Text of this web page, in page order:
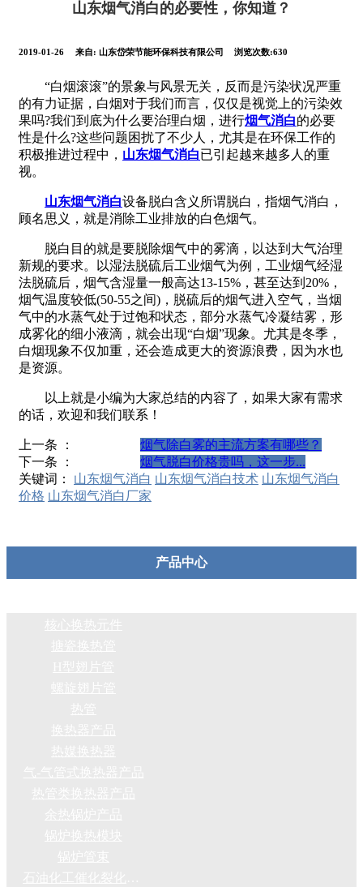
山东烟气消白的必要性，你知道？
2019-01-26 来自: 山东岱荣节能环保科技有限公司 浏览次数:630
“白烟滚滚”的景象与风景无关，反而是污染状况严重
的有力证据，白烟对于我们而言，仅仅是视觉上的污染效
果吗?我们到底为什么要治理白烟，进行烟气消白的必要
性是什么?这些问题困扰了不少人，尤其是在环保工作的
积极推进过程中， 山东烟气消白已引起越来越多人的重
视。
山东烟气消白设备脱白含义所谓脱白，指烟气消白，
顾名思义，就是消除工业排放的白色烟气。
脱白目的就是要脱除烟气中的雾滴，以达到大气治理
新规的要求。以湿法脱硫后工业烟气为例，工业烟气经湿
法脱硫后，烟气含湿量一般高达13-15%，甚至达到20%，
烟气温度较低(50-55之间)，脱硫后的烟气进入空气，当烟
气中的水蒸气处于过饱和状态，部分水蒸气冷凝结雾，形
成雾化的细小液滴，就会出现“白烟”现象。尤其是冬季，
白烟现象不仅加重，还会造成更大的资源浪费，因为水也
是资源。
以上就是小编为大家总结的内容了，如果大家有需求
的话，欢迎和我们联系！
上一条 ：
烟气除白雾的主流方案有哪些？
下一条 ：
烟气脱白价格贵吗，这一步...
关键词： 山东烟气消白 山东烟气消白技术 山东烟气消白
价格 山东烟气消白厂家
产品中心